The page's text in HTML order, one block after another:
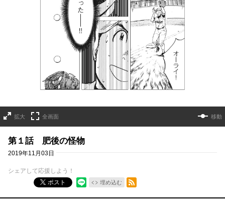
拡大 全画面 移動
第１話 肥後の怪物
2019年11月03日
シェアして応援しよう！
ポスト
埋め込む
RSSフィード